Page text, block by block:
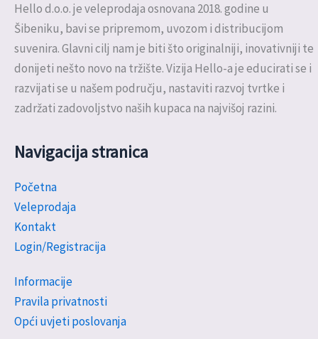
Hello d.o.o. je veleprodaja osnovana 2018. godine u
Šibeniku, bavi se pripremom, uvozom i distribucijom
suvenira. Glavni cilj nam je biti što originalniji, inovativniji te
donijeti nešto novo na tržište. Vizija Hello-a je educirati se i
razvijati se u našem području, nastaviti razvoj tvrtke i
zadržati zadovoljstvo naših kupaca na najvišoj razini.
Navigacija stranica
Početna
Veleprodaja
Kontakt
Login/Registracija
Informacije
Pravila privatnosti
Opći uvjeti poslovanja